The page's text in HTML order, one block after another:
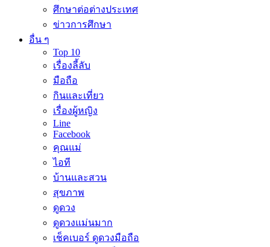
ศึกษาต่อต่างประเทศ
ข่าวการศึกษา
อื่น ๆ
Top 10
เรื่องลี้ลับ
มือถือ
กินและเที่ยว
เรื่องผู้หญิง
Line
Facebook
คุณแม่
ไอที
บ้านและสวน
สุขภาพ
ดูดวง
ดูดวงแม่นมาก
เช็คเบอร์ ดูดวงมือถือ